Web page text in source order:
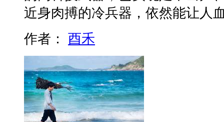
近身肉搏的冷兵器，依然能让
作者： 酉禾